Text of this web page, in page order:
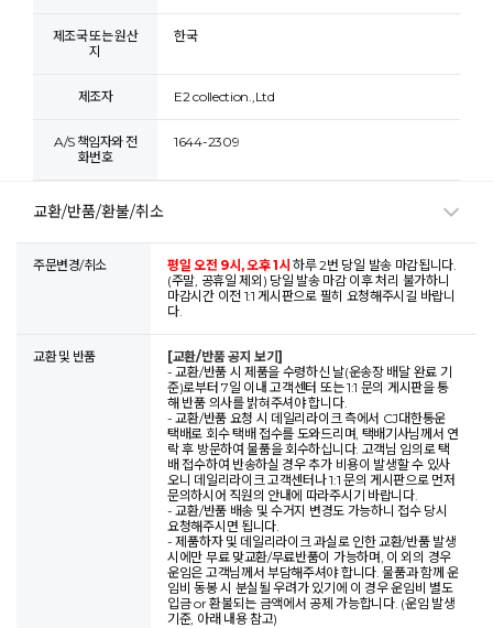
제조국 또는 원산
지
한국
제조자 E2 collection.,Ltd
A/S 책임자와 전
화번호
1644-2309
교환/반품/환불/취소
주문변경/취소 평일 오전 9시, 오후 1시하루 2번 당일 발송 마감됩니다.
(주말, 공휴일 제외) 당일 발송 마감 이후 처리 불가하니
마감시간 이전 1:1 게시판으로 필히 요청해주시길 바랍니
다.
교환 및 반품
[교환/반품 공지 보기]
- 교환/반품 시 제품을 수령하신 날(운송장 배달 완료 기
준)로부터 7일 이내 고객센터 또는 1:1 문의 게시판을 통
해 반품 의사를 밝혀주셔야 합니다.
- 교환/반품 요청 시 데일리라이크 측에서 CJ대한통운
택배로 회수 택배 접수를 도와드리며, 택배기사님께서 연
락 후 방문하여 물품을 회수하십니다. 고객님 임의로 택
배 접수하여 반송하실 경우 추가 비용이 발생할 수 있사
오니 데일리라이크 고객센터나 1:1 문의 게시판으로 먼저
문의하시어 직원의 안내에 따라주시기 바랍니다.
- 교환/반품 배송 및 수거지 변경도 가능하니 접수 당시
요청해주시면 됩니다.
- 제품하자 및 데일리라이크 과실로 인한 교환/반품 발생
시에만 무료 맞교환/무료반품이 가능하며, 이 외의 경우
운임은 고객님께서 부담해주셔야 합니다. 물품과 함께 운
임비 동봉 시 분실될 우려가 있기에 이 경우 운임비 별도
입금 or 환불되는 금액에서 공제 가능합니다. (운임 발생
기준, 아래 내용 참고)